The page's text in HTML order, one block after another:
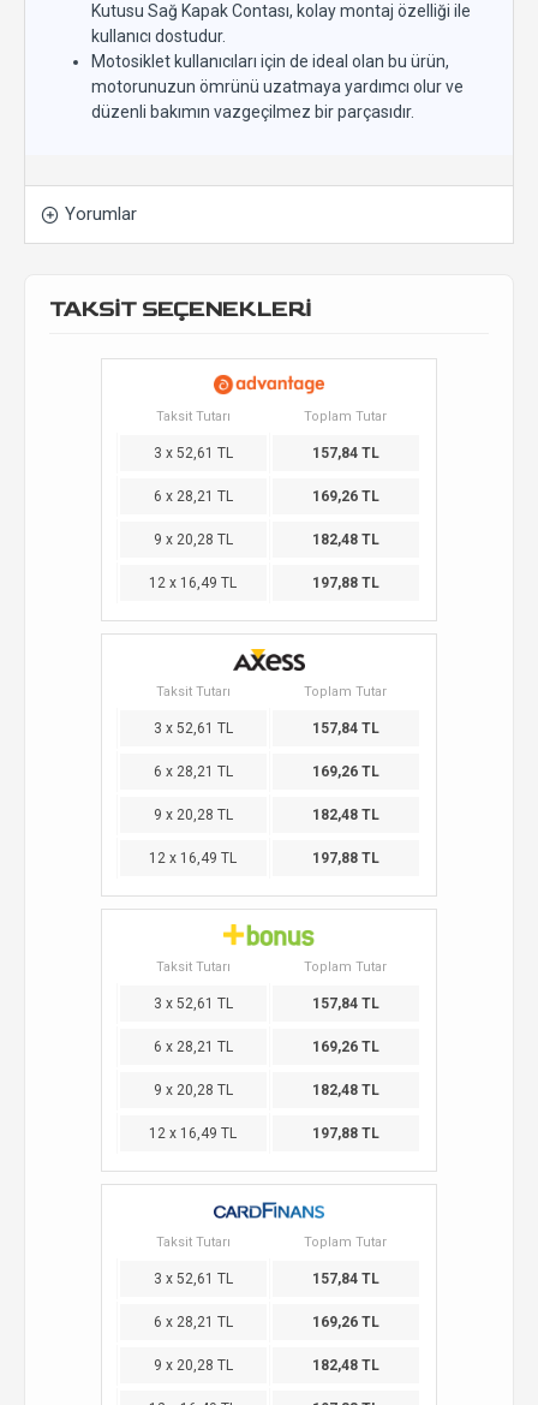
Kutusu Sağ Kapak Contası, kolay montaj özelliği ile
kullanıcı dostudur.
Motosiklet kullanıcıları için de ideal olan bu ürün,
motorunuzun ömrünü uzatmaya yardımcı olur ve
düzenli bakımın vazgeçilmez bir parçasıdır.
Yorumlar
TAKSİT SEÇENEKLERİ
Taksit Tutarı Toplam Tutar
3 x 52,61 TL 157,84 TL
6 x 28,21 TL 169,26 TL
9 x 20,28 TL 182,48 TL
12 x 16,49 TL 197,88 TL
Taksit Tutarı Toplam Tutar
3 x 52,61 TL 157,84 TL
6 x 28,21 TL 169,26 TL
9 x 20,28 TL 182,48 TL
12 x 16,49 TL 197,88 TL
Taksit Tutarı Toplam Tutar
3 x 52,61 TL 157,84 TL
6 x 28,21 TL 169,26 TL
9 x 20,28 TL 182,48 TL
12 x 16,49 TL 197,88 TL
Taksit Tutarı Toplam Tutar
3 x 52,61 TL 157,84 TL
6 x 28,21 TL 169,26 TL
9 x 20,28 TL 182,48 TL